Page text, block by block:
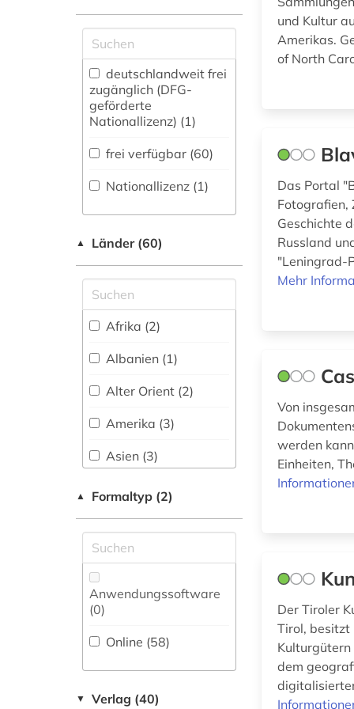
Mathematik (1)
Medien- und
Kommunikationswissenschaften,
Kommunikationsdesign (7)
Militärwissenschaft
(0)
Musikwissenschaft
Pädagogik (3)
Rechtswissenschaft
Romanistik (5)
Slavistik (12)
Sondersammelgebiete
an deutschen
Sport (2)
bibliothek (2)
bilddatenbank (1)
bildung (3)
bildungsforschung
biographie (2)
biologie (1)
botanik (1)
brandenburg (1)
bremen (2)
buchwissenschaft
bulgarien (1)
chile (1)
china (3)
cicognara (1)
Zeitungs-,
Zeitschriftenbibliographie
(2)
deutschlandweit frei
zugänglich (DFG-
geförderte
Nationallizenz) (1)
frei verfügbar (60)
Nationallizenz (1)
▲ Länder (60)
Afrika (2)
Albanien (1)
Alter Orient (2)
Amerika (3)
Asien (3)
(1)
Baltikum (1)
Bayern (2)
Belarus (1)
Herzegowina (1)
▲ Formaltyp (2)
Anwendungssoftware
(0)
Online (58)
▼ Verlag (40)
und Kultur
Amerikas.
of North
Das Portal
Fotografien,
Geschichte
Russland
"Leningrad-
Mehr
Von
werden
Einheiten,
Der Tiroler
Tirol, besitzt
Kulturgütern
dem